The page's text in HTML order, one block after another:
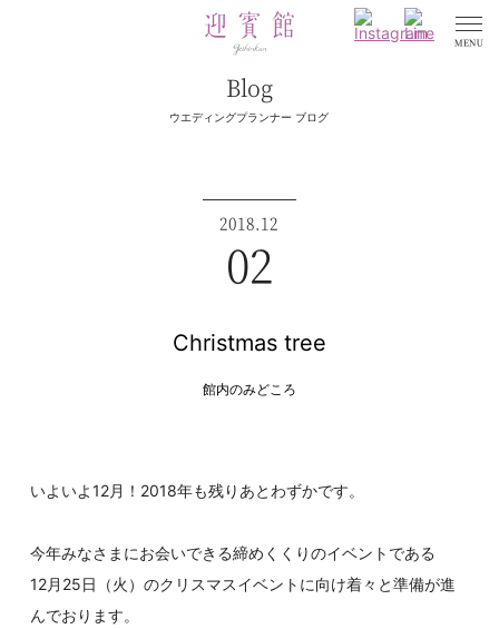
Blog
ウエディングプランナー ブログ
2018.12
02
Christmas tree
館内のみどころ
いよいよ12月！2018年も残りあとわずかです。
今年みなさまにお会いできる締めくくりのイベントである
12月25日（火）のクリスマスイベントに向け着々と準備が進
んでおります。